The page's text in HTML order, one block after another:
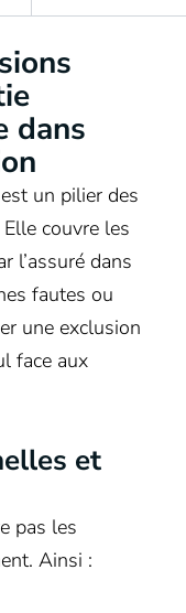
dans
un pilier des
couvre les
l’assuré dans
fautes ou
une exclusion
face aux
et
pas les
Ainsi :